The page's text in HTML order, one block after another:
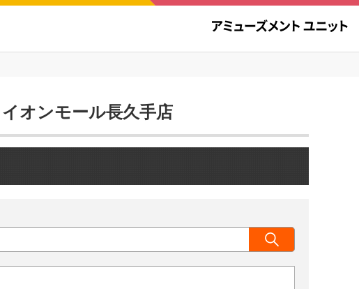
オンモール長久手店